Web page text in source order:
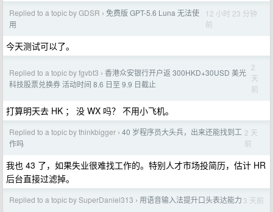
Replied to a topic by GDSR › 免费版 GPT-5.6 Luna 无法使
用
12 小时 23 分钟
前
今天测试可以了。
Replied to a topic by fgvbt3 › 香港众安银行开户返 300HKD+30USD 美光
科技股票兑换券 活动时间 8.6 日至 9.9 日截止
2
天
前
打算明天去 HK ； 没 WX 吗？ 不用小飞机。
Replied to a topic by thinkbigger › 40 岁程序员大头兵，出来还能找到工
作吗
2 天
前
我也 43 了，如果失业很难找工作的。特别人才市场投简历，估计 HR
后台直接过滤掉。
Replied to a topic by SuperDaniel313 › 用语音输入法提升口头表达能力 3 天前